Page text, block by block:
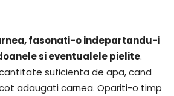
fasonati-o indepartandu-i
si eventualele pielite.
suficienta de apa, cand
adaugati carnea. Opariti-o timp